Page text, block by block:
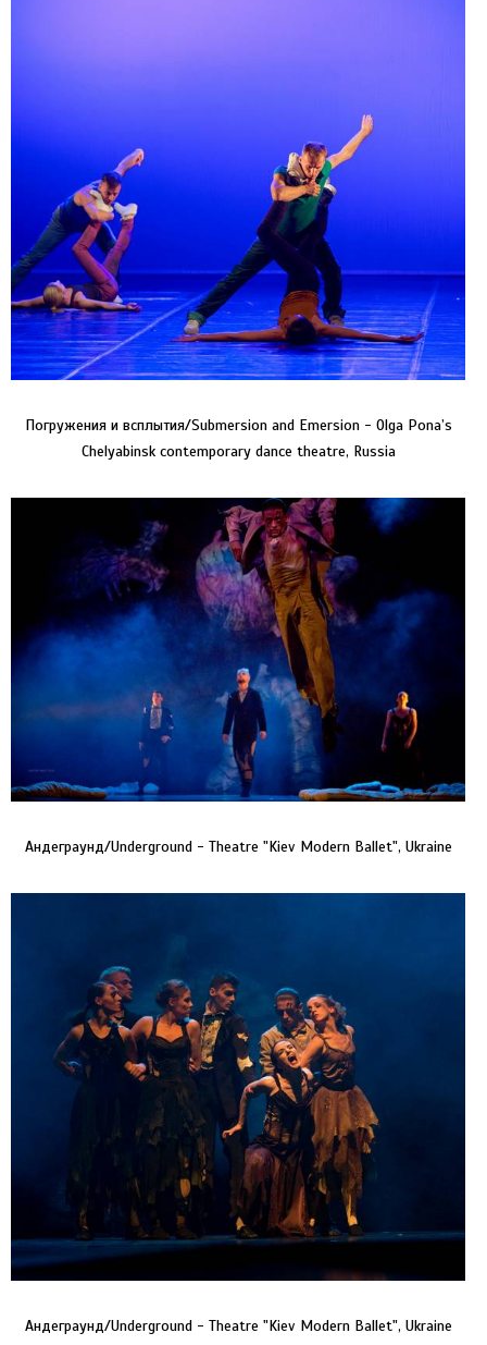
Погружения и всплытия/Submersion and Emersion - Olga Pona’s
Chelyabinsk contemporary dance theatre, Russia
Андеграунд/Underground - Theatre "Kiev Modern Ballet", Ukraine
Андеграунд/Underground - Theatre "Kiev Modern Ballet", Ukraine